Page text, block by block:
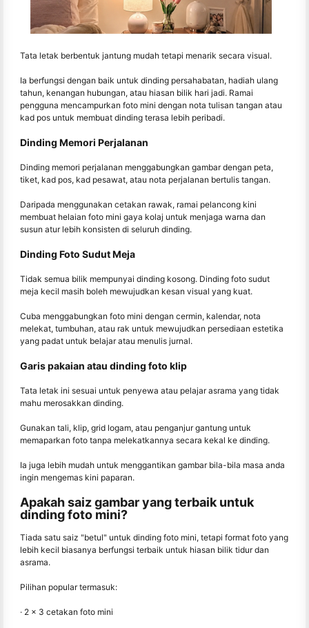
Tata letak berbentuk jantung mudah tetapi menarik secara visual.
Ia berfungsi dengan baik untuk dinding persahabatan, hadiah ulang
tahun, kenangan hubungan, atau hiasan bilik hari jadi. Ramai
pengguna mencampurkan foto mini dengan nota tulisan tangan atau
kad pos untuk membuat dinding terasa lebih peribadi.
Dinding Memori Perjalanan
Dinding memori perjalanan menggabungkan gambar dengan peta,
tiket, kad pos, kad pesawat, atau nota perjalanan bertulis tangan.
Daripada menggunakan cetakan rawak, ramai pelancong kini
membuat helaian foto mini gaya kolaj untuk menjaga warna dan
susun atur lebih konsisten di seluruh dinding.
Dinding Foto Sudut Meja
Tidak semua bilik mempunyai dinding kosong. Dinding foto sudut
meja kecil masih boleh mewujudkan kesan visual yang kuat.
Cuba menggabungkan foto mini dengan cermin, kalendar, nota
melekat, tumbuhan, atau rak untuk mewujudkan persediaan estetika
yang padat untuk belajar atau menulis jurnal.
Garis pakaian atau dinding foto klip
Tata letak ini sesuai untuk penyewa atau pelajar asrama yang tidak
mahu merosakkan dinding.
Gunakan tali, klip, grid logam, atau penganjur gantung untuk
memaparkan foto tanpa melekatkannya secara kekal ke dinding.
Ia juga lebih mudah untuk menggantikan gambar bila-bila masa anda
ingin mengemas kini paparan.
Apakah saiz gambar yang terbaik untuk
dinding foto mini?
Tiada satu saiz "betul" untuk dinding foto mini, tetapi format foto yang
lebih kecil biasanya berfungsi terbaik untuk hiasan bilik tidur dan
asrama.
Pilihan popular termasuk:
· 2 × 3 cetakan foto mini